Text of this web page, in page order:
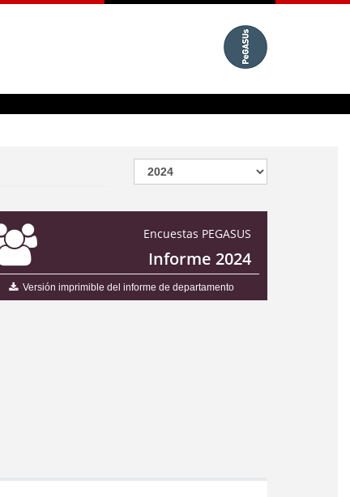
Encuestas PEGASUS
Informe 2024
Versión imprimible del informe de departamento